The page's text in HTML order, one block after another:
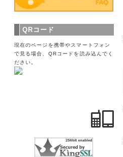
QRコード
現在のページを携帯やスマートフォン
で見る場合、QRコードを読み込んでく
ださい。